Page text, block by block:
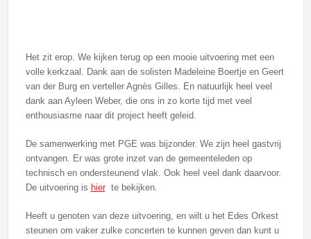
Het zit erop. We kijken terug op een mooie uitvoering met een
volle kerkzaal. Dank aan de solisten Madeleine Boertje en Geert
van der Burg en verteller Agnès Gilles. En natuurlijk heel veel
dank aan Ayleen Weber, die ons in zo korte tijd met veel
enthousiasme naar dit project heeft geleid.
De samenwerking met PGE was bijzonder. We zijn heel gastvrij
ontvangen. Er was grote inzet van de gemeenteleden op
technisch en ondersteunend vlak. Ook heel veel dank daarvoor.
De uitvoering is hierte bekijken.
Heeft u genoten van deze uitvoering, en wilt u het Edes Orkest
steunen om vaker zulke concerten te kunnen geven dan kunt u